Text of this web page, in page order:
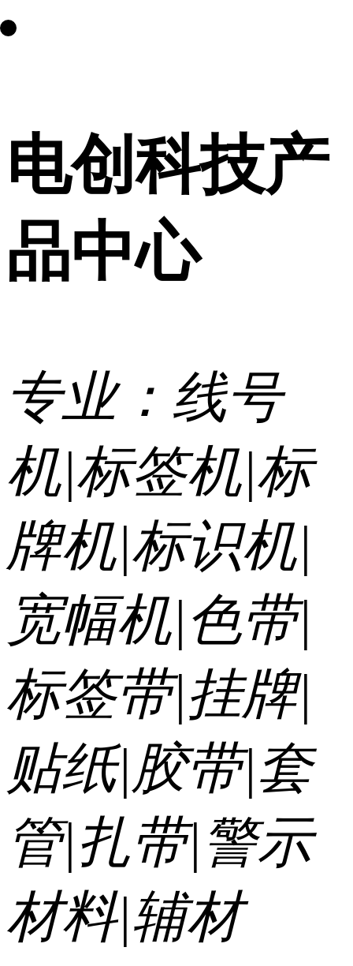
电创科技产
品中心
专业：线号
机|标签机|标
牌机|标识机|
宽幅机|色带|
标签带|挂牌|
贴纸|胶带|套
管|扎带|警示
材料|辅材